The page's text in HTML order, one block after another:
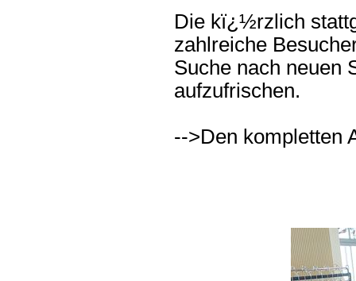
Die kï¿½rzlich
zahlreiche
Suche nach neuen
aufzufrischen.
-->Den kompletten